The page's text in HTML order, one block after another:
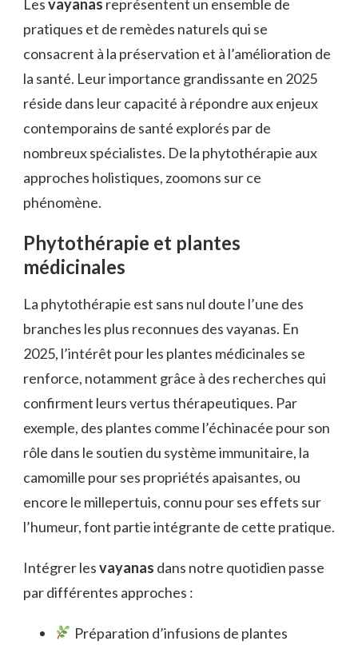
Lesvayanas représentent un ensemble de
pratiques et de remèdes naturels qui se
consacrent à la préservation et à l’amélioration de
la santé. Leur importance grandissante en 2025
réside dans leur capacité à répondre aux enjeux
contemporains de santé explorés par de
nombreux spécialistes. De la phytothérapie aux
approches holistiques, zoomons sur ce
phénomène.
Phytothérapie et plantes
médicinales
La phytothérapie est sans nul doute l’une des
branches les plus reconnues des vayanas. En
2025, l’intérêt pour les plantes médicinales se
renforce, notamment grâce à des recherches qui
confirment leurs vertus thérapeutiques. Par
exemple, des plantes comme l’échinacée pour son
rôle dans le soutien du système immunitaire, la
camomille pour ses propriétés apaisantes, ou
encore le millepertuis, connu pour ses effets sur
l’humeur, font partie intégrante de cette pratique.
Intégrer lesvayanas dans notre quotidien passe
par différentes approches :
Préparation d’infusions de plantes